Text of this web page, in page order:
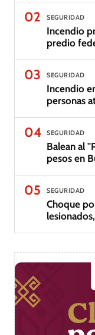
02 SEGURIDAD
Incendio
predio
03 SEGURIDAD
Incendio
personas
04 SEGURIDAD
Balean al
pesos en
05 SEGURIDAD
Choque